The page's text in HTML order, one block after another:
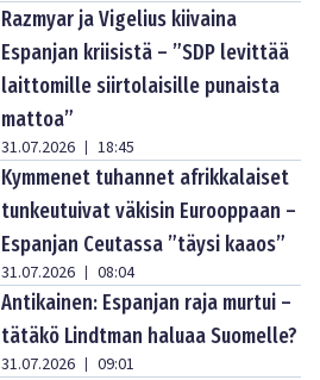
Razmyar ja Vigelius kiivaina
Espanjan kriisistä – ”SDP levittää
laittomille siirtolaisille punaista
mattoa”
31.07.2026 | 18:45
Kymmenet tuhannet afrikkalaiset
tunkeutuivat väkisin Eurooppaan –
Espanjan Ceutassa ”täysi kaaos”
31.07.2026 | 08:04
Antikainen: Espanjan raja murtui –
tätäkö Lindtman haluaa Suomelle?
31.07.2026 | 09:01